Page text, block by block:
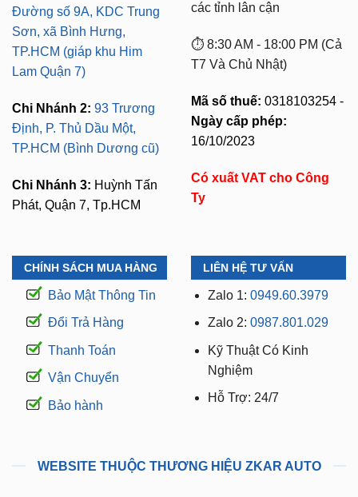
Đường số 9A, KDC Trung
Sơn, xã Bình Hưng,
TP.HCM (giáp khu Him
Lam Quận 7)
Chi Nhánh 2: 93 Trương
Định, P. Thủ Dầu Một,
TP.HCM (Bình Dương cũ)
Chi Nhánh 3: Huỳnh Tấn
Phát, Quận 7, Tp.HCM
các tỉnh lân cận
⏱️ 8:30 AM - 18:00 PM (Cả
T7 Và Chủ Nhật)
Mã số thuế: 0318103254 -
Ngày cấp phép:
16/10/2023
Có xuất VAT cho Công
Ty
CHÍNH SÁCH MUA HÀNG
Bảo Mật Thông Tin
Đổi Trả Hàng
Thanh Toán
Vận Chuyển
Bảo hành
LIÊN HỆ TƯ VẤN
Zalo 1: 0949.60.3979
Zalo 2: 0987.801.029
Kỹ Thuật Có Kinh
Nghiệm
Hỗ Trợ: 24/7
WEBSITE THUỘC THƯƠNG HIỆU ZKAR AUTO